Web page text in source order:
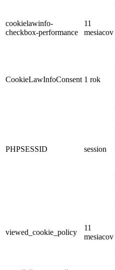
cookielawinfo-
checkbox-performance
11
mesiacov
CookieLawInfoConsent 1 rok
PHPSESSID session
viewed_cookie_policy
11
mesiacov